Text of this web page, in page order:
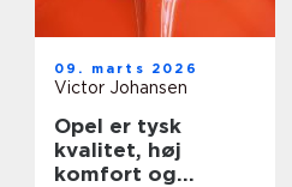
09. marts 2026
Victor Johansen
Opel er tysk
kvalitet, høj
komfort og